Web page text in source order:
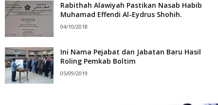
Rabithah Alawiyah Pastikan Nasab Habib
Muhamad Effendi Al-Eydrus Shohih.
04/10/2018
Ini Nama Pejabat dan Jabatan Baru Hasil
Roling Pemkab Boltim
05/09/2019